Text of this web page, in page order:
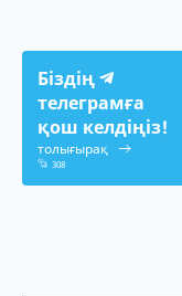
Біздің
телеграмға
қош келдіңіз!
толығырақ
308